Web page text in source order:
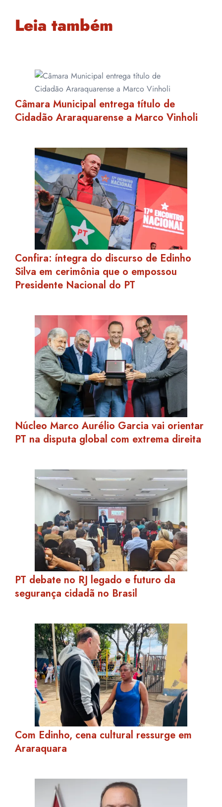
Leia também
Câmara Municipal entrega título de
Cidadão Araraquarense a Marco Vinholi
Confira: íntegra do discurso de Edinho
Silva em cerimônia que o empossou
Presidente Nacional do PT
Núcleo Marco Aurélio Garcia vai orientar
PT na disputa global com extrema direita
PT debate no RJ legado e futuro da
segurança cidadã no Brasil
Com Edinho, cena cultural ressurge em
Araraquara